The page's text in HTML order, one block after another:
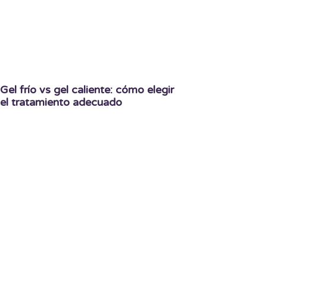
Gel frío vs gel caliente: cómo elegir
el tratamiento adecuado